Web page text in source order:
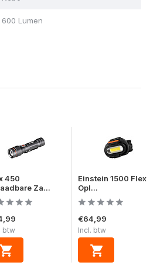
600 Lumen
450
Za...
btw
Einstein 1500 Flex
Opl...
€64,99
Incl. btw